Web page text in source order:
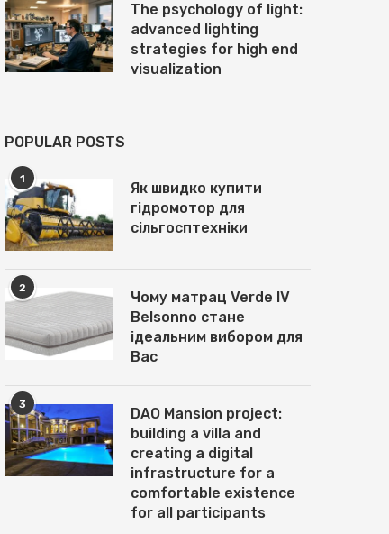
The psychology of light:
advanced lighting
strategies for high end
visualization
POPULAR POSTS
1
Як швидко купити
гідромотор для
сільгосптехніки
2
Чому матрац Verde IV
Belsonno стане
ідеальним вибором для
Вас
3
DAO Mansion project:
building a villa and
creating a digital
infrastructure for a
comfortable existence
for all participants